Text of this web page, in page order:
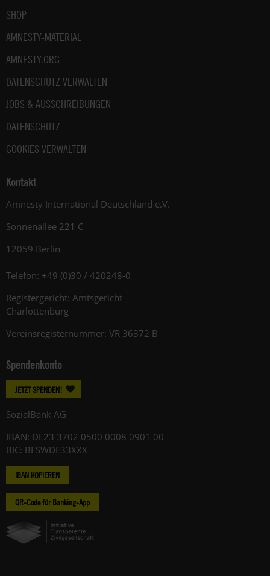
SHOP
AMNESTY-MATERIAL
AMNESTY.ORG
DATENSCHUTZ VERWALTEN
JOBS & AUSSCHREIBUNGEN
DATENSCHUTZ
COOKIES VERWALTEN
Kontakt
Amnesty International Deutschland e.V.
Sonnenallee 221 C
12059 Berlin
Telefon: +49 (0)30 / 420248-0
Registergericht: Amtsgericht
Charlottenburg
Vereinsregisternummer: VR 36372 B
Spendenkonto
JETZT SPENDEN!
SozialBank AG
IBAN: DE23 3702 0500 0008 0901 00
BIC: BFSWDE33XXX
IBAN KOPIEREN
QR-Code für Banking-App